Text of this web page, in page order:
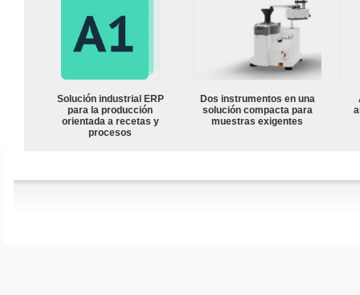
Solución industrial ERP
para la producción
orientada a recetas y
procesos
Dos instrumentos en una
solución compacta para
muestras exigentes